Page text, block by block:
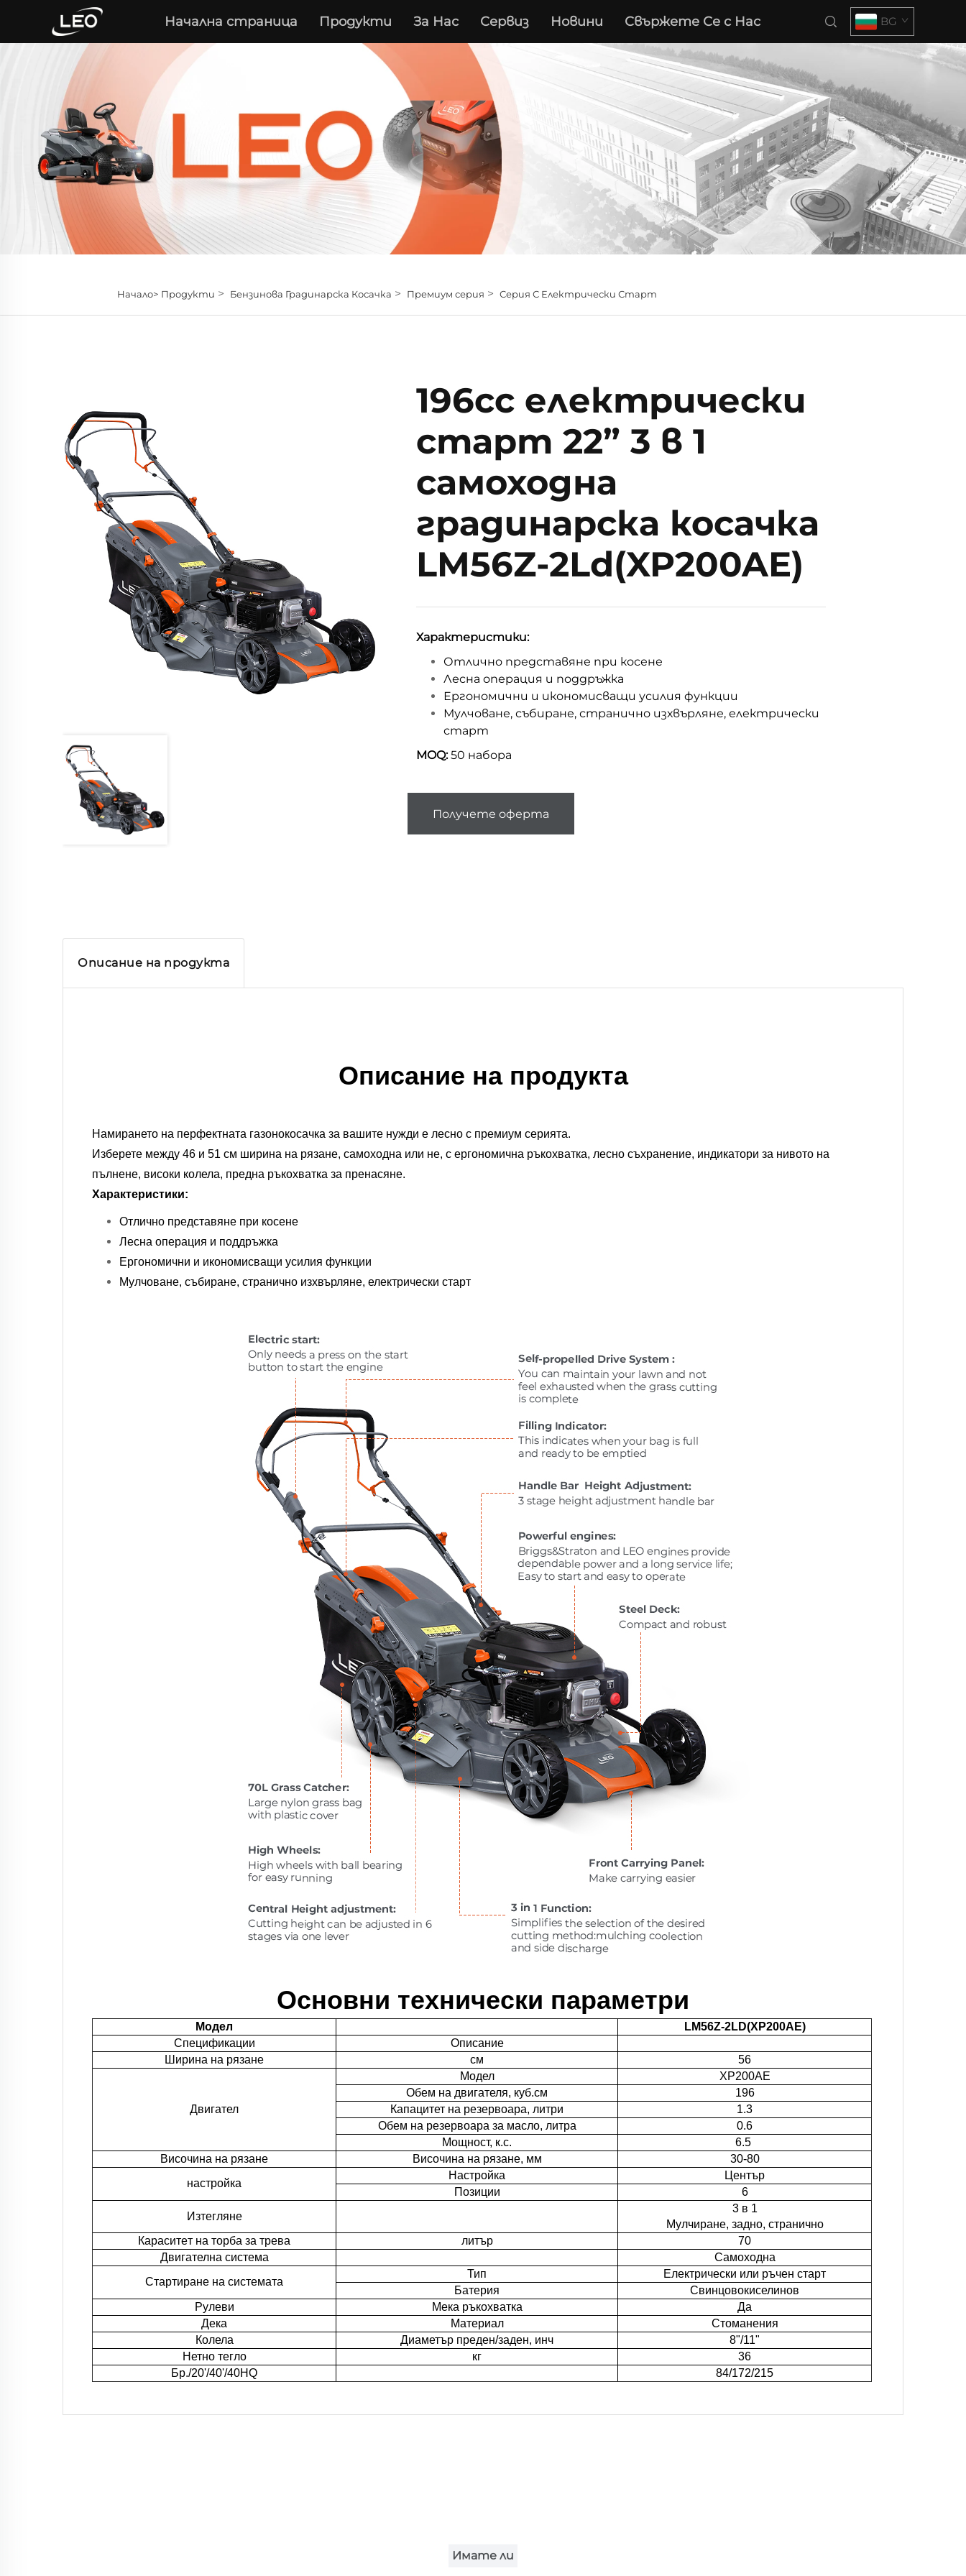
Начална страница Продукти За Нас Сервиз Новини Свържете Се с Нас BG
Начало> Продукти > Бензинова Градинарска Косачка > Премиум серия > Серия С Електрически Старт
196cc електрически
старт 22” 3 в 1
самоходна
градинарска косачка
LM56Z-2Ld(XP200AE)
Характеристики:
Отлично представяне при косене
Лесна операция и поддръжка
Ергономични и икономисващи усилия функции
Мулчоване, събиране, странично изхвърляне, електрически
старт
MOQ:50 набора
Получете оферта
Описание на продукта
Описание на продукта
Намирането на перфектната газонокосачка за вашите нужди е лесно с премиум серията.
Изберете между 46 и 51 см ширина на рязане, самоходна или не, с ергономична ръкохватка, лесно съхранение, индикатори за нивото на
пълнене, високи колела, предна ръкохватка за пренасяне.
Характеристики:
Отлично представяне при косене
Лесна операция и поддръжка
Ергономични и икономисващи усилия функции
Мулчоване, събиране, странично изхвърляне, електрически старт
Основни технически параметри
Модел
LM56Z-2LD(XP200AE)
Спецификации
Описание
Ширина на рязане
см 56
Двигател
Модел
XP200AE
Обем на двигателя, куб.см
196
Капацитет на резервоара, литри
1.3
Обем на резервоара за масло, литра
0.6
Мощност, к.с.
6.5
Височина на рязане
Височина на рязане, мм
30-80
настройка
Настройка
Център
Позиции
6
Изтегляне
3 в 1
Мулчиране, задно, странично
Кapacитeт на торбa за трева
литър
70
Двигателна система
Самоходна
Стартиране на системата
Тип
Електрически или ръчен старт
Батерия
Свинцовокиселинов
Рулеви
Мека ръкохватка
Да
Дека
Материал
Стоманения
Колела
Диаметър преден/заден, инч
8"/11"
Нетно тегло
кг
36
Бр./20'/40'/40HQ
84/172/215
Имате ли